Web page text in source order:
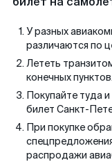
У разных
различаются по
Лететь
конечных пунктов.
Покупайте туда
билет Санкт-
При покупке
распродажи